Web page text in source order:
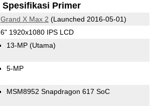
Spesifikasi Primer
Grand X Max 2 (Launched 2016-05-01)
6" 1920x1080 IPS LCD
13-MP (Utama)
5-MP
MSM8952 Snapdragon 617 SoC